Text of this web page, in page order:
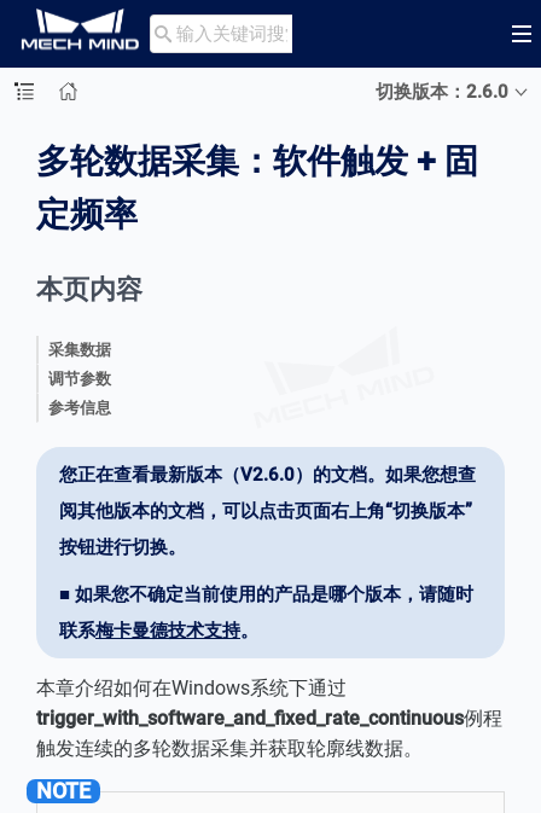

切换版本：2.6.0
多轮数据采集：软件触发 + 固
定频率
本页内容
采集数据
调节参数
参考信息
您正在查看最新版本（V2.6.0）的文档。如果您想查
阅其他版本的文档，可以点击页面右上角“切换版本”
按钮进行切换。
■ 如果您不确定当前使用的产品是哪个版本，请随时
联系梅卡曼德技术支持。
本章介绍如何在Windows系统下通过
trigger_with_software_and_fixed_rate_continuous例程
触发连续的多轮数据采集并获取轮廓线数据。